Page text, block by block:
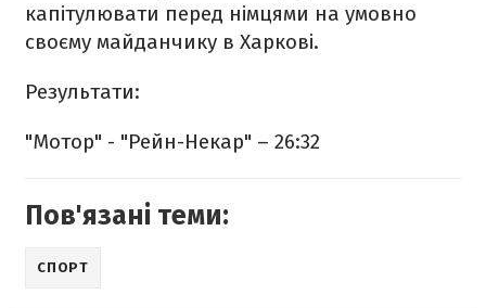
капітулювати перед німцями на умовно
своєму майданчику в Харкові.
Результати:
"Мотор" - "Рейн-Некар" – 26:32
Пов'язані теми:
СПОРТ